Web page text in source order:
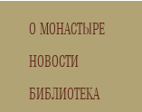
О МОНАСТЫРЕ
НОВОСТИ
БИБЛИОТЕКА